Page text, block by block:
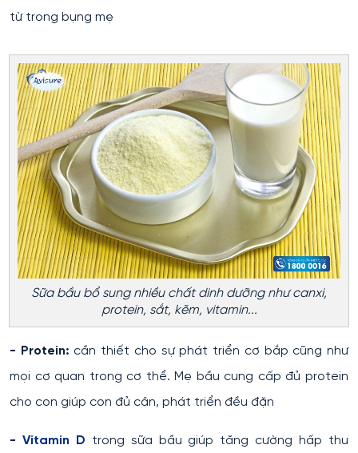
từ trong bụng mẹ
Sữa bầu bổ sung nhiều chất dinh dưỡng như canxi,
protein, sắt, kẽm, vitamin...
- Protein: cần thiết cho sự phát triển cơ bắp cũng như
mọi cơ quan trong cơ thể. Mẹ bầu cung cấp đủ protein
cho con giúp con đủ cân, phát triển đều đặn
- Vitamin D trong sữa bầu giúp tăng cường hấp thu